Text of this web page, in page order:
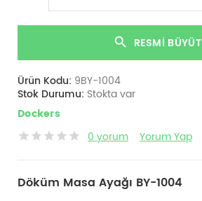
RESMI BÜYÜT
Ürün Kodu: 9BY-1004
Stok Durumu: Stokta var
Dockers
0 yorum
Yorum Yap
Döküm Masa Ayağı BY-1004